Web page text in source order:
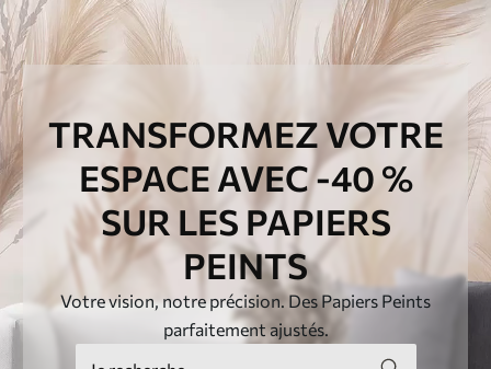
TRANSFORMEZ VOTRE
ESPACE AVEC -40 %
SUR LES PAPIERS
PEINTS
Votre vision, notre précision. Des Papiers Peints
parfaitement ajustés.